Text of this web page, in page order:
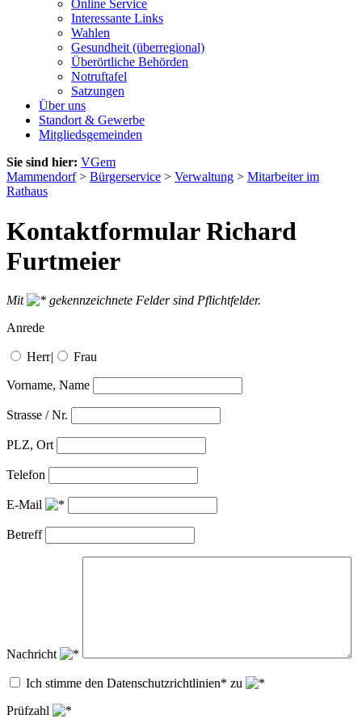
Online Service
Interessante Links
Wahlen
Gesundheit (überregional)
Überörtliche Behörden
Notruftafel
Satzungen
Über uns
Standort & Gewerbe
Mitgliedsgemeinden
Sie sind hier: VGem
Mammendorf> Bürgerservice > Verwaltung > Mitarbeiter im
Rathaus
Kontaktformular Richard
Furtmeier
Mit
gekennzeichnete Felder sind Pflichtfelder.
Anrede
Herr| Frau
Vorname, Name
Strasse / Nr.
PLZ, Ort
Telefon
E-Mail
Betreff
Nachricht
Ich stimme den Datenschutzrichtlinien* zu
Prüfzahl